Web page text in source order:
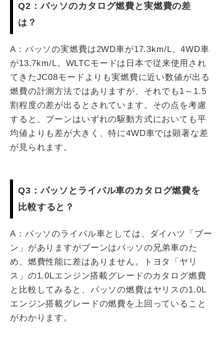
Q2：パッソのカタログ燃費と実燃費の差
は？
A：パッソの実燃費は2WD車が17.3km/L、4WD車
が13.7km/L。WLTCモードは日本で従来使用され
てきたJC08モードよりも実燃費に近い数値が出る
燃費の計測方法ではありますが、それでも1～1.5
割程度の差が出るとされています。その点を考慮
すると、ブーンはいずれの駆動方式においても平
均値よりも差が大きく、特に4WD車では顕著な差
が見られます。
Q3：パッソとライバル車のカタログ燃費を
比較すると？
A：パッソのライバル車としては、ダイハツ「ブー
ン」がありますがブーンはパッソの兄弟車のた
め、燃費性能に差はありません。トヨタ「ヤリ
ス」の1.0Lエンジン搭載グレードのカタログ燃費
と比較してみると、パッソの燃費はヤリスの1.0L
エンジン搭載グレードの燃費を上回っていること
がわかります。